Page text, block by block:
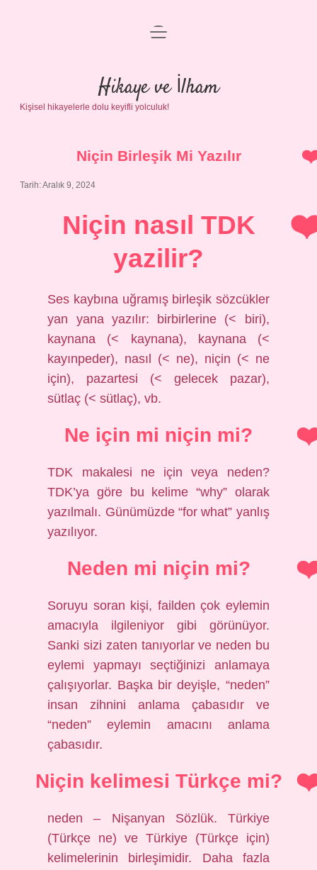
Anasayfa
Gizlilik Politikası
Yasal Uyarı
menüyü
Hikaye ve İlham
Kişisel hikayelerle dolu keyifli yolculuk!
Niçin Birleşik Mi Yazılır
Tarih: Aralık 9, 2024
Niçin nasıl TDK
yazilir?
Ses kaybına uğramış birleşik sözcükler
yan yana yazılır: birbirlerine (< biri),
kaynana (< kaynana), kaynana (<
kayınpeder), nasıl (< ne), niçin (< ne
için), pazartesi (< gelecek pazar),
sütlaç (< sütlaç), vb.
Ne için mi niçin mi?
TDK makalesi ne için veya neden?
TDK’ya göre bu kelime “why” olarak
yazılmalı. Günümüzde “for what” yanlış
yazılıyor.
Neden mi niçin mi?
Soruyu soran kişi, failden çok eylemin
amacıyla ilgileniyor gibi görünüyor.
Sanki sizi zaten tanıyorlar ve neden bu
eylemi yapmayı seçtiğinizi anlamaya
çalışıyorlar. Başka bir deyişle, “neden”
insan zihnini anlama çabasıdır ve
“neden” eylemin amacını anlama
çabasıdır.
Niçin kelimesi Türkçe mi?
neden – Nişanyan Sözlük. Türkiye
(Türkçe ne) ve Türkiye (Türkçe için)
kelimelerinin birleşimidir. Daha fazla